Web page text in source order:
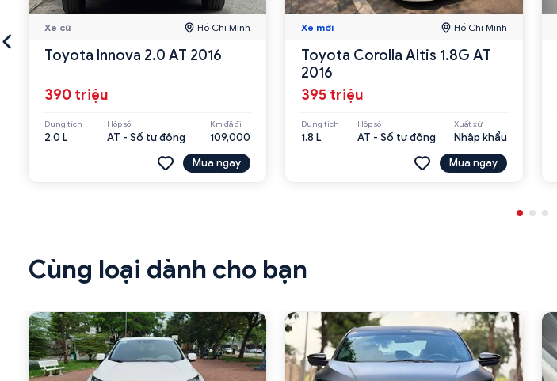
Xe cũ Hồ Chí Minh
Toyota Innova 2.0 AT 2016
390 triệu
Dung tích
2.0 L
Hộp số
AT - Số tự động
Km đã đi
109,000
Mua ngay
Xe mới Hồ Chí Minh
Toyota Corolla Altis 1.8G AT
2016
395 triệu
Dung tích
1.8 L
Hộp số
AT - Số tự động
Xuất xứ
Nhập khẩu
Mua ngay
Cùng loại dành cho bạn